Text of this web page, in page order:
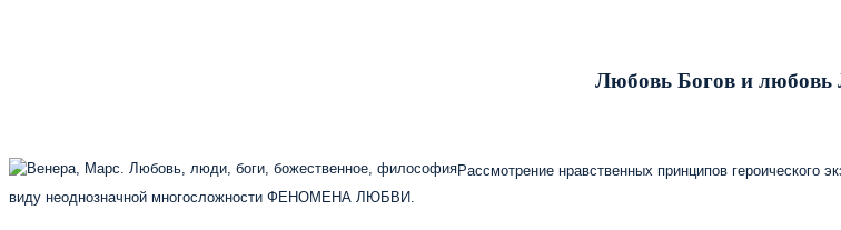
Любовь Богов и любовь
Рассмотрение нравственных принципов героического
виду неоднозначной многосложности ФЕНОМЕНА ЛЮБВИ.